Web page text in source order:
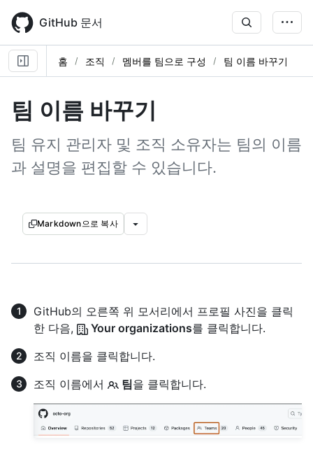
main
content
GitHub 문서
홈 조직 멤버를 팀으로 구성 팀 이름 바꾸기
팀 이름 바꾸기
팀 유지 관리자 및 조직 소유자는 팀의 이름
과 설명을 편집할 수 있습니다.
Markdown으로 복사
GitHub의 오른쪽 위 모서리에서 프로필 사진을 클릭
한 다음,
Your organizations를 클릭합니다.
조직 이름을 클릭합니다.
조직 이름에서
팀을 클릭합니다.